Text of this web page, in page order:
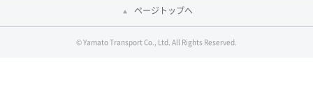
ページトップへ
© Yamato Transport Co., Ltd. All Rights Reserved.